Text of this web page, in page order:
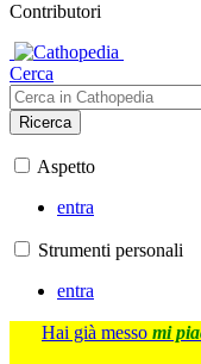
Contributori
Cerca
Ricerca
Aspetto
entra
Strumenti personali
entra
Hai già messo mi